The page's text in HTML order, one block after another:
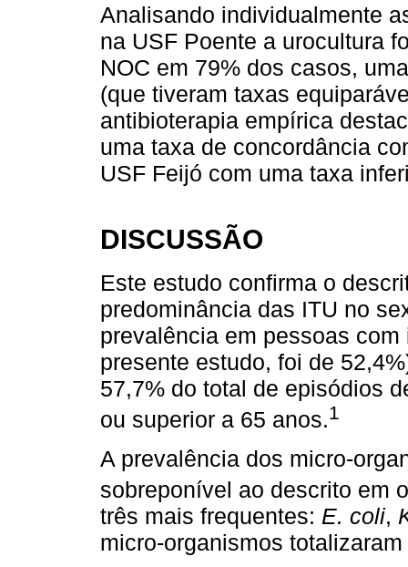
Analisando individualmente
na USF Poente a urocultura
NOC em 79% dos casos,
(que tiveram taxas
antibioterapia empírica
uma taxa de concordância
USF Feijó com uma taxa
DISCUSSÃO
Este estudo confirma o
predominância das ITU no
prevalência em pessoas
presente estudo, foi de
57,7% do total de episódios
ou superior a 65 anos.1
A prevalência dos micro-
sobreponível ao descrito em
três mais frequentes: E. coli,
micro-organismos